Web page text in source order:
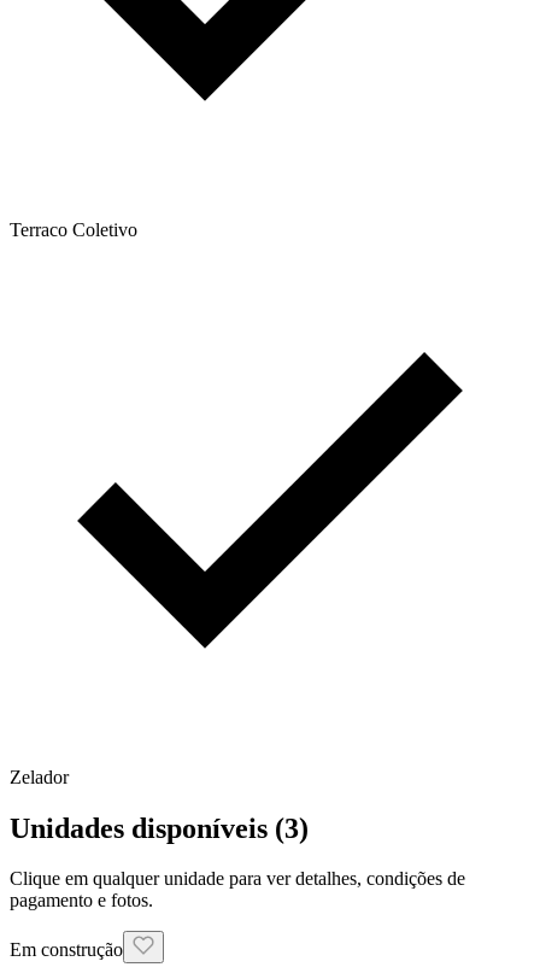
Terraco Coletivo
Zelador
Unidades disponíveis (3)
Clique em qualquer unidade para ver detalhes, condições de
pagamento e fotos.
Em construção